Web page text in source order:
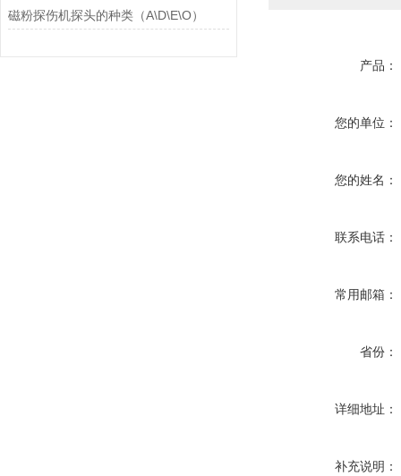
磁粉探伤机探头的种类（A\D\E\O）
产品：
您的单位：
您的姓名：
联系电话：
常用邮箱：
省份：
详细地址：
补充说明：